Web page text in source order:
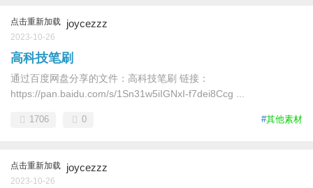
点击重新加载 joycezzz
2023-10-26
高科技笔刷
通过百度网盘分享的文件：高科技笔刷 链接：
https://pan.baidu.com/s/1Sn31w5iIGNxI-f7dei8Ccg ...
#其他素材
1706 0
点击重新加载 joycezzz
2023-10-26